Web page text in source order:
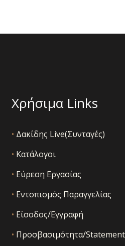
Χρήσιμα Links
• Δακίδης Live(Συνταγές)
• Κατάλογοι
• Εύρεση Εργασίας
• Εντοπισμός Παραγγελίας
• Είσοδος/Εγγραφή
• Προσβασιμότητα/Statement